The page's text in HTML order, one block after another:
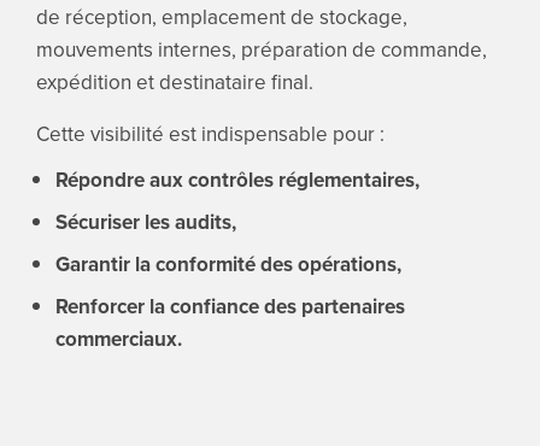
de réception, emplacement de stockage,
mouvements internes, préparation de commande,
expédition et destinataire final.
Cette visibilité est indispensable pour :
Répondre aux contrôles réglementaires,
Sécuriser les audits,
Garantir la conformité des opérations,
Renforcer la confiance des partenaires
commerciaux.